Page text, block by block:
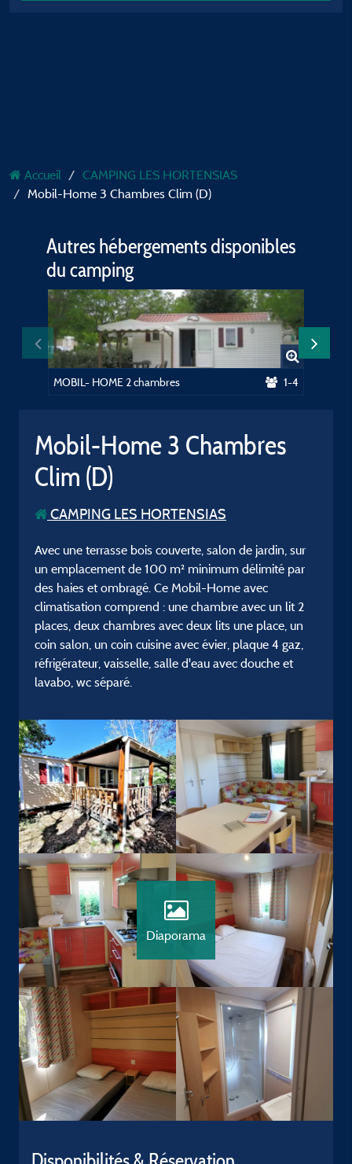
Accueil
CAMPING LES HORTENSIAS
Mobil-Home 3 Chambres Clim (D)
Autres hébergements disponibles
du camping
MOBIL- HOME 2 chambres 1-4
Mobil-Home 3 Chambres
Clim (D)
CAMPING LES HORTENSIAS
Avec une terrasse bois couverte, salon de jardin, sur
un emplacement de 100 m² minimum délimité par
des haies et ombragé. Ce Mobil-Home avec
climatisation comprend : une chambre avec un lit 2
places, deux chambres avec deux lits une place, un
coin salon, un coin cuisine avec évier, plaque 4 gaz,
réfrigérateur, vaisselle, salle d'eau avec douche et
lavabo, wc séparé.
Diaporama